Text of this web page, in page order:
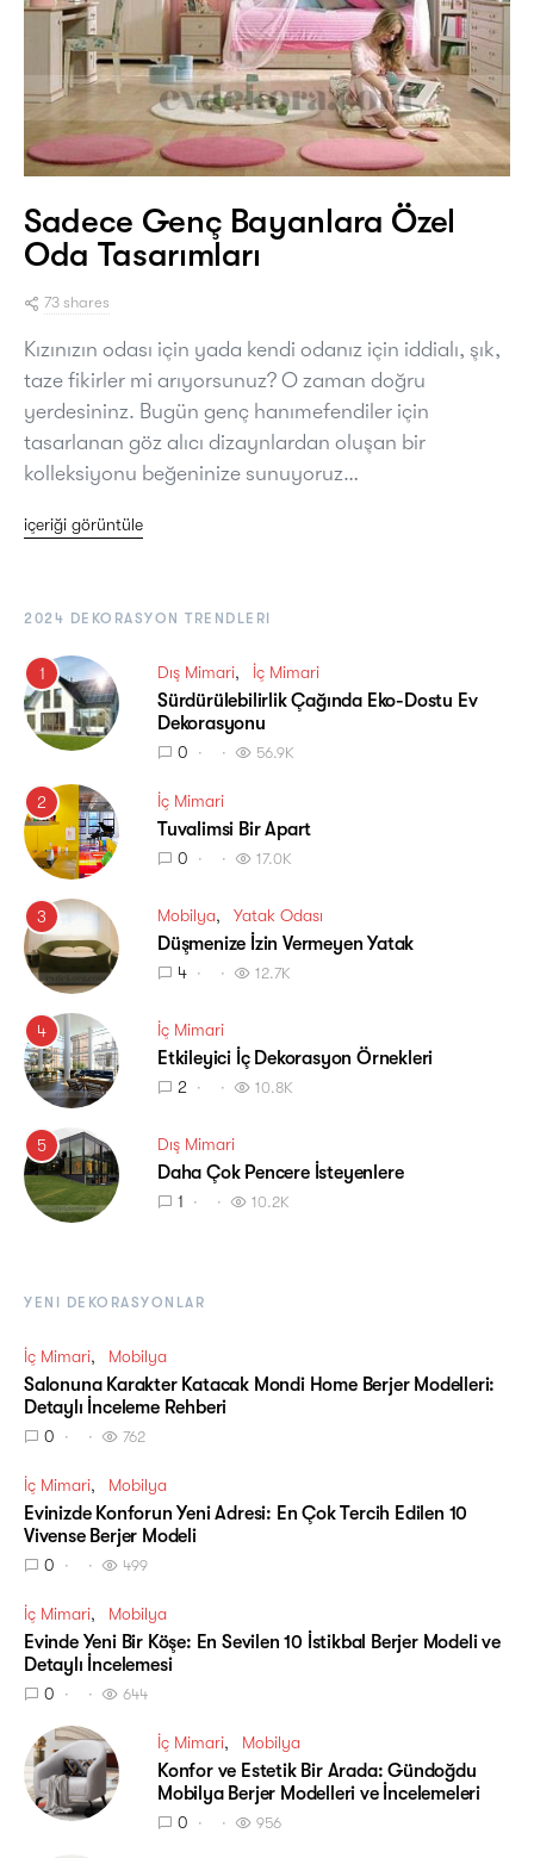
Sadece Genç Bayanlara Özel
Oda Tasarımları
73 shares
Kızınızın odası için yada kendi odanız için iddialı, şık,
taze fikirler mi arıyorsunuz? O zaman doğru
yerdesininz. Bugün genç hanımefendiler için
tasarlanan göz alıcı dizaynlardan oluşan bir
kolleksiyonu beğeninize sunuyoruz…
içeriği görüntüle
2024 DEKORASYON TRENDLERI
1 Dış Mimari İç Mimari
Sürdürülebilirlik Çağında Eko-Dostu Ev
Dekorasyonu
0 56.9K
2 İç Mimari
Tuvalimsi Bir Apart
0 17.0K
3 Mobilya Yatak Odası
Düşmenize İzin Vermeyen Yatak
4 12.7K
4 İç Mimari
Etkileyici İç Dekorasyon Örnekleri
2 10.8K
5 Dış Mimari
Daha Çok Pencere İsteyenlere
1 10.2K
YENI DEKORASYONLAR
İç Mimari Mobilya
Salonuna Karakter Katacak Mondi Home Berjer Modelleri:
Detaylı İnceleme Rehberi
0 762
İç Mimari Mobilya
Evinizde Konforun Yeni Adresi: En Çok Tercih Edilen 10
Vivense Berjer Modeli
0 499
İç Mimari Mobilya
Evinde Yeni Bir Köşe: En Sevilen 10 İstikbal Berjer Modeli ve
Detaylı İncelemesi
0 644
İç Mimari Mobilya
Konfor ve Estetik Bir Arada: Gündoğdu
Mobilya Berjer Modelleri ve İncelemeleri
0 956